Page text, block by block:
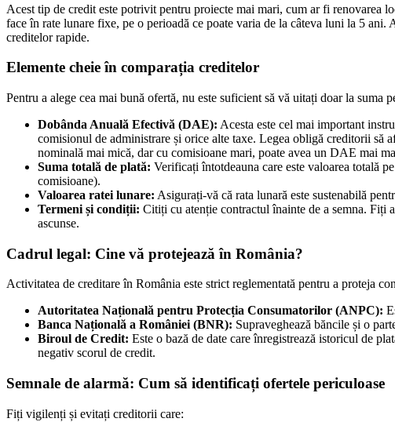
Acest tip de credit este potrivit pentru proiecte mai mari, cum ar fi renovarea
face în rate lunare fixe, pe o perioadă ce poate varia de la câteva luni la 5
creditelor rapide.
Elemente cheie în comparația creditelor
Pentru a alege cea mai bună ofertă, nu este suficient să vă uitați doar la
Dobânda Anuală Efectivă (DAE): Acesta este cel mai important
comisionul de administrare și orice alte taxe. Legea obligă creditorii să
nominală mai mică, dar cu comisioane mari, poate avea un DAE mai
Suma totală de plată: Verificați întotdeauna care este valoarea totală
comisioane).
Valoarea ratei lunare: Asigurați-vă că rata lunară este sustenabilă
Termeni și condiții: Citiți cu atenție contractul înainte de a semna. Fiți
ascunse.
Cadrul legal: Cine vă protejează în România?
Activitatea de creditare în România este strict reglementată pentru a proteja
Autoritatea Națională pentru Protecția Consumatorilor (ANPC):
Banca Națională a României (BNR): Supraveghează băncile și o
Biroul de Credit: Este o bază de date care înregistrează istoricul de
negativ scorul de credit.
Semnale de alarmă: Cum să identificați ofertele periculoase
Fiți vigilenți și evitați creditorii care: